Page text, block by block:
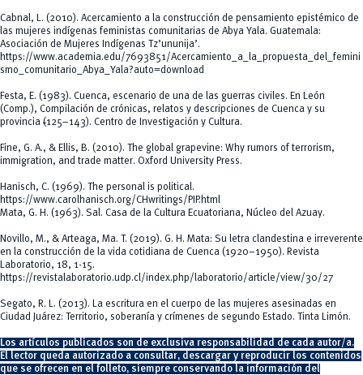
Cabnal, L. (2010). Acercamiento a la construcción de pensamiento epistémico de
las mujeres indígenas feministas comunitarias de Abya Yala. Guatemala:
Asociación de Mujeres Indígenas Tz’ununija’.
https://www.academia.edu/7693851/Acercamiento_a_la_propuesta_del_femini
smo_comunitario_Abya_Yala?auto=download
Festa, E. (1983). Cuenca, escenario de una de las guerras civiles. En León
(Comp.), Compilación de crónicas, relatos y descripciones de Cuenca y su
provincia (125–143). Centro de Investigación y Cultura.
Fine, G. A., & Ellis, B. (2010). The global grapevine: Why rumors of terrorism,
immigration, and trade matter. Oxford University Press.
Hanisch, C. (1969). The personal is political .
https://www.carolhanisch.org/CHwritings/PIP.html
Mata, G. H. (1963). Sal . Casa de la Cultura Ecuatoriana, Núcleo del Azuay.
Novillo, M., & Arteaga, Ma. T. (2019). G. H. Mata: Su letra clandestina e irreverente
en la construcción de la vida cotidiana de Cuenca (1920–1950). Revista
Laboratorio, 18, 1-15.
https://revistalaboratorio.udp.cl/index.php/laboratorio/article/view/30/27
Segato, R. L. (2013).
La escritura en el cuerpo de las mujeres asesinadas en
Ciudad Juárez: Territorio, soberanía y crímenes de segundo Estado. Tinta Limón.
Los artículos publicados son de exclusiva responsabilidad de cada autor/a.
El lector queda autorizado a consultar, descargar y reproducir los contenidos
que se ofrecen en el folleto, siempre conservando la información del